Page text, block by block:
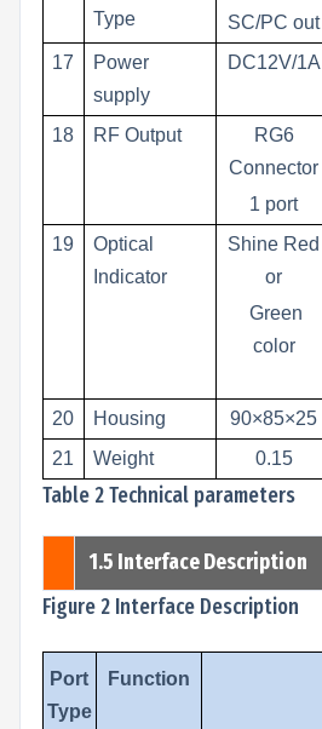
Type
SC/PC out
17
Power
supply
DC12V/1A
18 RF Output
RG6
Connector
1 port
19
Optical
Indicator
Shine Red
or
Green
color
20
Housing 90×85×25
21
Weight 0.15
Table 2 Technical parameters
1.5 Interface Description
Figure 2 Interface Description
Port
Type
Function